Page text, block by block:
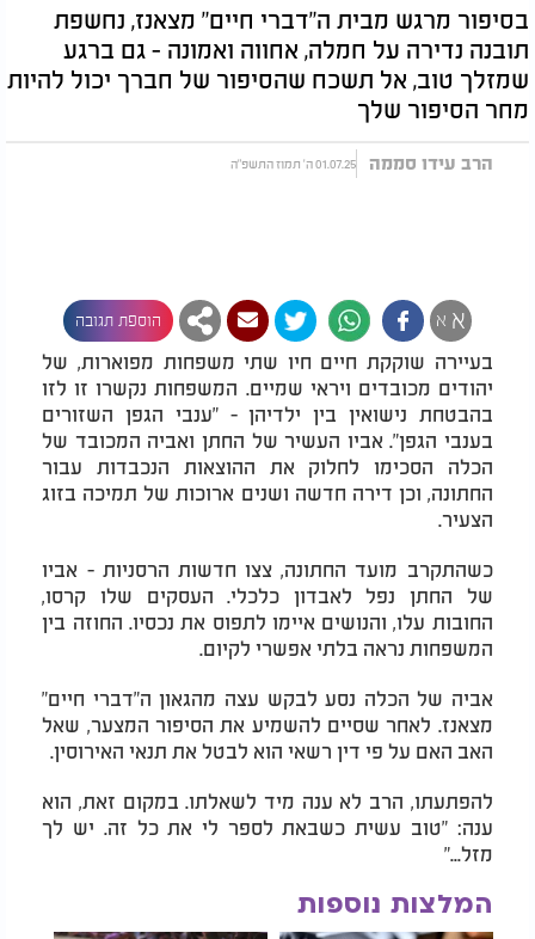
בסיפור מרגש מבית ה"דברי חיים" מצאנז, נחשפת
תובנה נדירה על חמלה, אחווה ואמונה - גם ברגע
שמזלך טוב, אל תשכח שהסיפור של חברך יכול להיות
מחר הסיפור שלך
הרב עידו סממה 01.07.25 ה' תמוז התשפ"ה
א א הוספת תגובה
בעיירה שוקקת חיים חיו שתי משפחות מפוארות, של
יהודים מכובדים ויראי שמיים. המשפחות נקשרו זו לזו
בהבטחת נישואין בין ילדיהן - "ענבי הגפן השזורים
בענבי הגפן". אביו העשיר של החתן ואביה המכובד של
הכלה הסכימו לחלוק את ההוצאות הנכבדות עבור
החתונה, וכן דירה חדשה ושנים ארוכות של תמיכה בזוג
הצעיר.
כשהתקרב מועד החתונה, צצו חדשות הרסניות - אביו
של החתן נפל לאבדון כלכלי. העסקים שלו קרסו,
החובות עלו, והנושים איימו לתפוס את נכסיו. החוזה בין
המשפחות נראה בלתי אפשרי לקיום.
אביה של הכלה נסע לבקש עצה מהגאון ה"דברי חיים"
מצאנז. לאחר שסיים להשמיע את הסיפור המצער, שאל
האב האם על פי דין רשאי הוא לבטל את תנאי האירוסין.
להפתעתו, הרב לא ענה מיד לשאלתו. במקום זאת, הוא
ענה: "טוב עשית כשבאת לספר לי את כל זה. יש לך
מזל..."
המלצות נוספות